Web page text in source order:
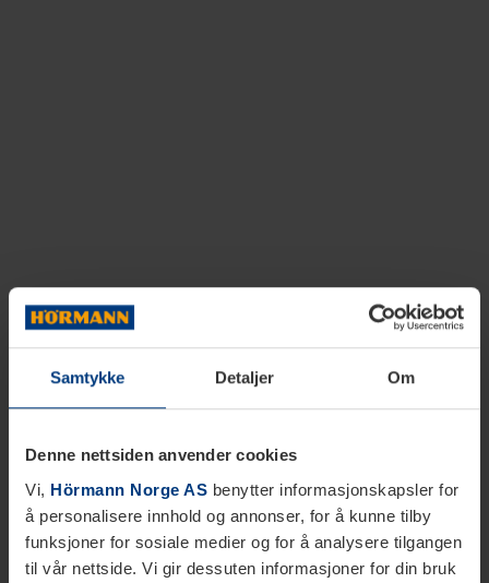
Samtykke Detaljer Om
Denne nettsiden anvender cookies
Vi, Hörmann Norge AS benytter informasjonskapsler for
å personalisere innhold og annonser, for å kunne tilby
funksjoner for sosiale medier og for å analysere tilgangen
til vår nettside. Vi gir dessuten informasjoner for din bruk